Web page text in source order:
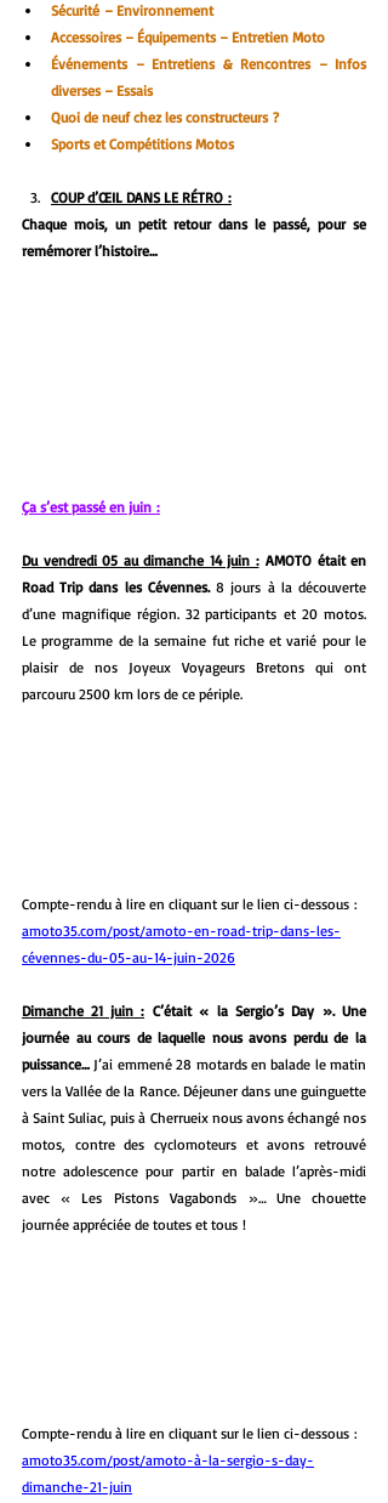
Sécurité – Environnement
Accessoires – Équipements – Entretien Moto
Événements – Entretiens & Rencontres – Infos
diverses – Essais
Quoi de neuf chez les constructeurs ?
Sports et Compétitions Motos
COUP d’ŒIL DANS LE RÉTRO :
Chaque mois, un petit retour dans le passé, pour se
remémorer l’histoire…
Ça s’est passé en juin :
Du vendredi 05 au dimanche 14 juin : AMOTO était en
Road Trip dans les Cévennes. 8 jours à la découverte
d’une magnifique région. 32 participants et 20 motos.
Le programme de la semaine fut riche et varié pour le
plaisir de nos Joyeux Voyageurs Bretons qui ont
parcouru 2500 km lors de ce périple.
Compte-rendu à lire en cliquant sur le lien ci-dessous :
amoto35.com/post/amoto-en-road-trip-dans-les-
cévennes-du-05-au-14-juin-2026
Dimanche 21 juin : C’était « la Sergio’s Day ». Une
journée au cours de laquelle nous avons perdu de la
puissance… J’ai emmené 28 motards en balade le matin
vers la Vallée de la Rance. Déjeuner dans une guinguette
à Saint Suliac, puis à Cherrueix nous avons échangé nos
motos, contre des cyclomoteurs et avons retrouvé
notre adolescence pour partir en balade l’après-midi
avec « Les Pistons Vagabonds »… Une chouette
journée appréciée de toutes et tous !
Compte-rendu à lire en cliquant sur le lien ci-dessous :
amoto35.com/post/amoto-à-la-sergio-s-day-
dimanche-21-juin